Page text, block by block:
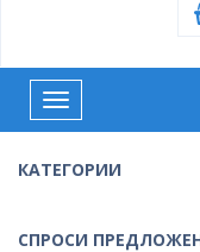
Toggle
navigation
КАТЕГОРИИ
СПРОСИ